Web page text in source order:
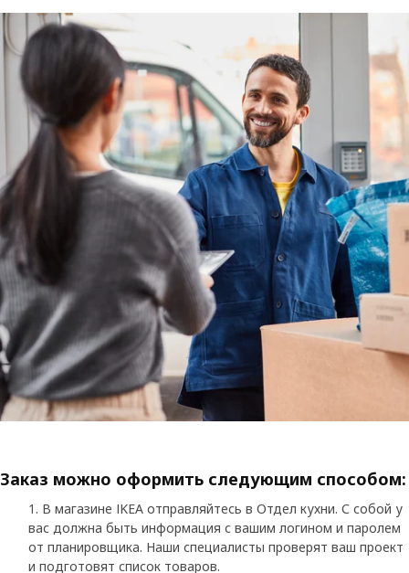
Заказ можно оформить следующим способом:
В магазине IKEA отправляйтесь в Отдел кухни. С собой у
вас должна быть информация с вашим логином и паролем
от планировщика. Наши специалисты проверят ваш проект
и подготовят список товаров.